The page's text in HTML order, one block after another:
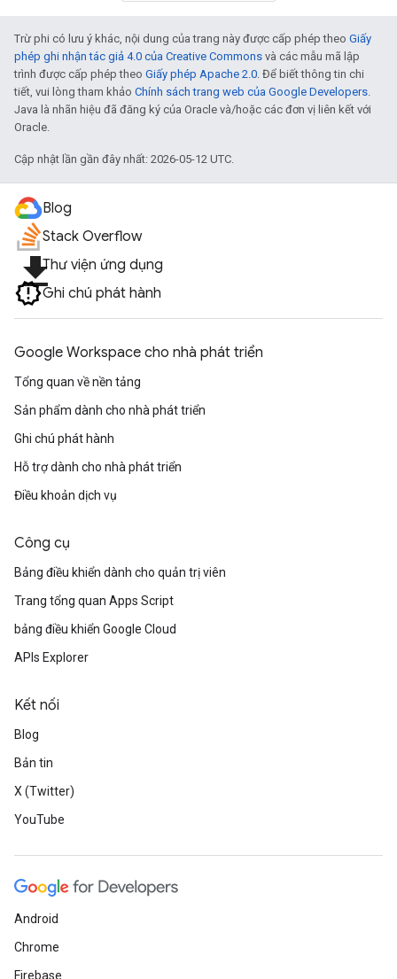
Trừ phi có lưu ý khác, nội dung của trang này được cấp phép theo Giấy
phép ghi nhận tác giả 4.0 của Creative Commons và các mẫu mã lập
trình được cấp phép theo Giấy phép Apache 2.0. Để biết thông tin chi
tiết, vui lòng tham khảo Chính sách trang web của Google Developers.
Java là nhãn hiệu đã đăng ký của Oracle và/hoặc các đơn vị liên kết với
Oracle.
Cập nhật lần gần đây nhất: 2026-05-12 UTC.
Blog
Stack Overflow
file_downloadThư viện ứng dụng
Ghi chú phát hành
Google Workspace cho nhà phát triển
Tổng quan về nền tảng
Sản phẩm dành cho nhà phát triển
Ghi chú phát hành
Hỗ trợ dành cho nhà phát triển
Điều khoản dịch vụ
Công cụ
Bảng điều khiển dành cho quản trị viên
Trang tổng quan Apps Script
bảng điều khiển Google Cloud
APIs Explorer
Kết nối
Blog
Bản tin
X (Twitter)
YouTube
Android
Chrome
Firebase